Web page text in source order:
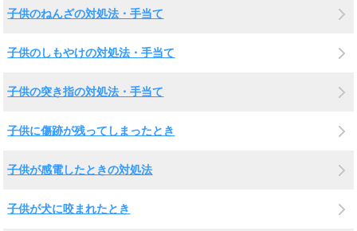
子供のねんざの対処法・手当て
子供のしもやけの対処法・手当て
子供の突き指の対処法・手当て
子供に傷跡が残ってしまったとき
子供が感電したときの対処法
子供が犬に咬まれたとき